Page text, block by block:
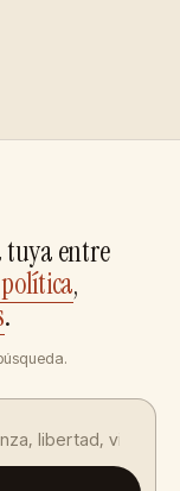
tuya entre
,
.